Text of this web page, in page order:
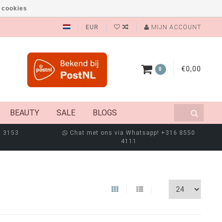
EUR MIJN ACCOUNT
0 €0,00
BEAUTY SALE BLOGS
3153
Chat met ons via Whatsapp! +316 8550
4111
cookies